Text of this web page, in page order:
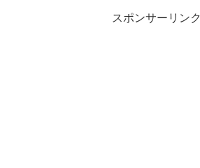
スポンサーリンク